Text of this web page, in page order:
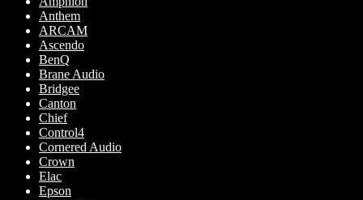
Anthem
ARCAM
Ascendo
BenQ
Brane Audio
Bridgee
Canton
Chief
Control4
Cornered Audio
Crown
Elac
Epson